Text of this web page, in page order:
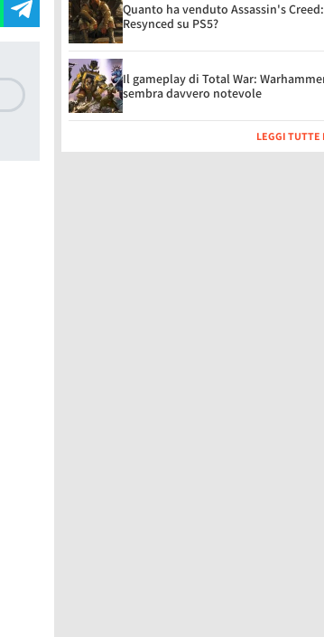
Quanto ha venduto Assassin's
Resynced su PS5?
Il gameplay di Total War:
sembra davvero notevole
LEGGI TUTTE